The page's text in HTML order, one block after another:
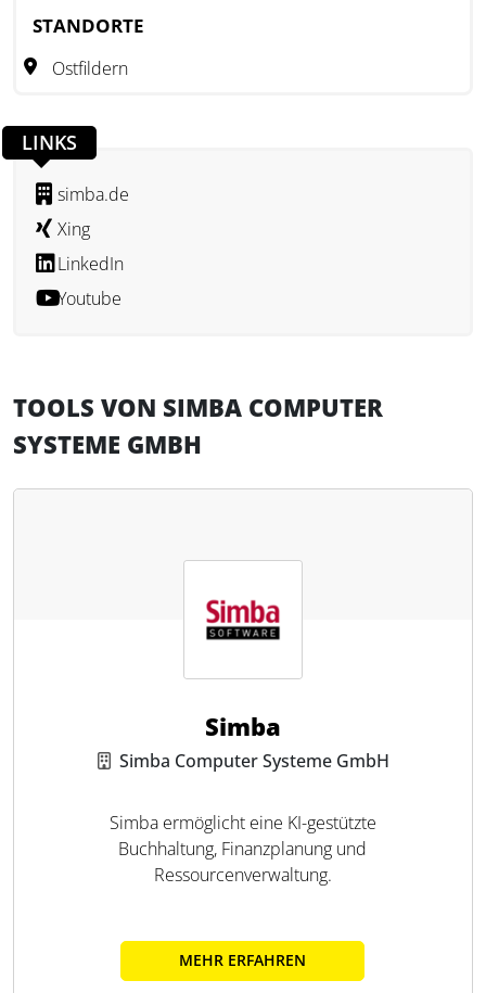
aktuellen Anforderungen entspricht und optimiert wird.
STANDORTE
Ostfildern
LINKS
simba.de
Xing
LinkedIn
Youtube
TOOLS VON SIMBA COMPUTER
SYSTEME GMBH
Simba
Simba Computer Systeme GmbH
Simba ermöglicht eine KI-gestützte
Buchhaltung, Finanzplanung und
Ressourcenverwaltung.
MEHR ERFAHREN